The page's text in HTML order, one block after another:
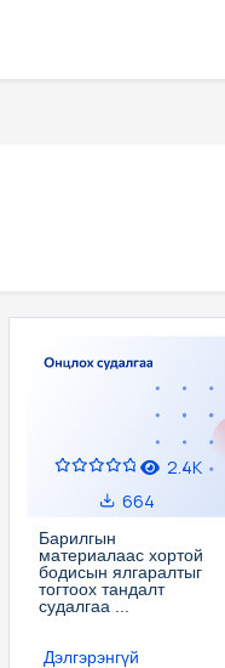
2.4K
664
Барилгын
материалаас хортой
бодисын ялгаралтыг
тогтоох тандалт
судалгаа ...
Дэлгэрэнгүй